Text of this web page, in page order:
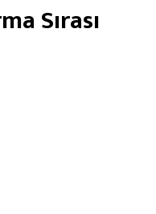
Sırası